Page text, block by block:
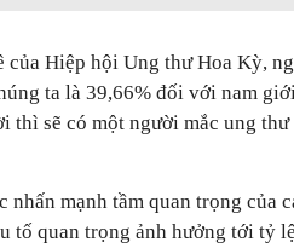
của Hiệp hội Ung thư Hoa Kỳ,
ta là 39,66% đối với nam
thì sẽ có một người mắc ung
nhấn mạnh tầm quan trọng của
tố quan trọng ảnh hưởng tới tỷ